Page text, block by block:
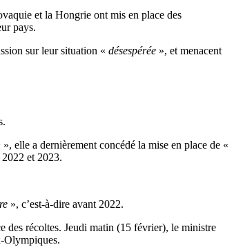
et la Hongrie ont mis en place des
pays.
sur leur situation « désespérée », et menacent
», elle a dernièrement concédé la mise en place de «
2022 et 2023.
», c’est-à-dire avant 2022.
des récoltes. Jeudi matin (15 février), le ministre
Olympiques.